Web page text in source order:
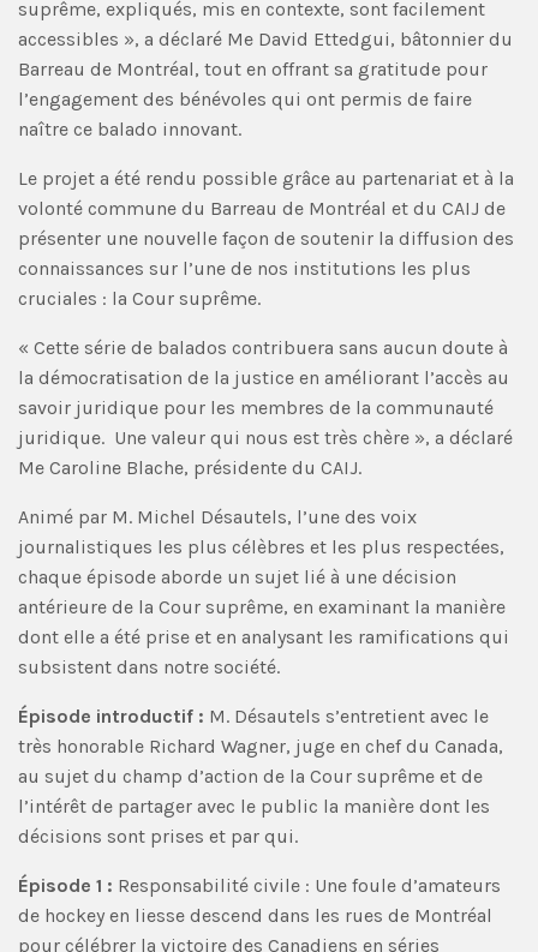
suprême, expliqués, mis en contexte, sont facilement
accessibles », a déclaré Me David Ettedgui, bâtonnier du
Barreau de Montréal, tout en offrant sa gratitude pour
l’engagement des bénévoles qui ont permis de faire
naître ce balado innovant.
Le projet a été rendu possible grâce au partenariat et à la
volonté commune du Barreau de Montréal et du CAIJ de
présenter une nouvelle façon de soutenir la diffusion des
connaissances sur l’une de nos institutions les plus
cruciales : la Cour suprême.
« Cette série de balados contribuera sans aucun doute à
la démocratisation de la justice en améliorant l’accès au
savoir juridique pour les membres de la communauté
juridique. Une valeur qui nous est très chère », a déclaré
Me Caroline Blache, présidente du CAIJ.
Animé par M. Michel Désautels, l’une des voix
journalistiques les plus célèbres et les plus respectées,
chaque épisode aborde un sujet lié à une décision
antérieure de la Cour suprême, en examinant la manière
dont elle a été prise et en analysant les ramifications qui
subsistent dans notre société.
Épisode introductif : M. Désautels s’entretient avec le
très honorable Richard Wagner, juge en chef du Canada,
au sujet du champ d’action de la Cour suprême et de
l’intérêt de partager avec le public la manière dont les
décisions sont prises et par qui.
Épisode 1 : Responsabilité civile : Une foule d’amateurs
de hockey en liesse descend dans les rues de Montréal
pour célébrer la victoire des Canadiens en séries